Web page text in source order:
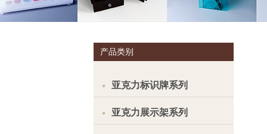
产品类别
亚克力标识牌系列
亚克力展示架系列